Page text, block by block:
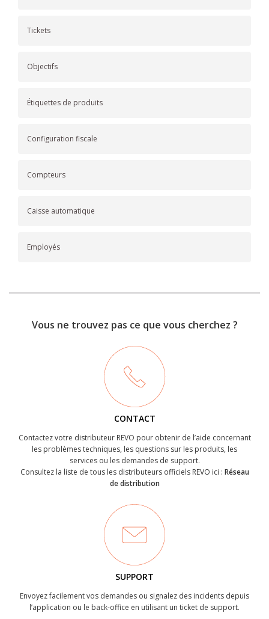
Tickets
Objectifs
Étiquettes de produits
Configuration fiscale
Compteurs
Caisse automatique
Employés
Vous ne trouvez pas ce que vous cherchez ?
CONTACT
Contactez votre distributeur REVO pour obtenir de l’aide concernant
les problèmes techniques, les questions sur les produits, les
services ou les demandes de support.
Consultez la liste de tous les distributeurs officiels REVO ici : Réseau
de distribution
SUPPORT
Envoyez facilement vos demandes ou signalez des incidents depuis
l’application ou le back-office en utilisant un ticket de support.